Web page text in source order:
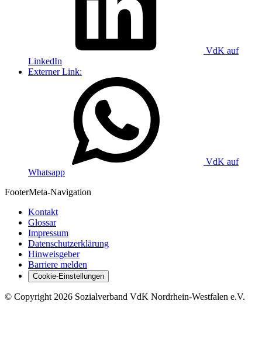
VdK auf
LinkedIn
Externer Link:
VdK auf
Whatsapp
FooterMeta-Navigation
Kontakt
Glossar
Impressum
Datenschutzerklärung
Hinweisgeber
Barriere melden
Cookie-Einstellungen
© Copyright 2026 Sozialverband VdK Nordrhein-Westfalen e.V.